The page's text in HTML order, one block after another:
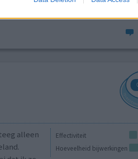
Effectiviteit
Hoeveelheid bijwerkingen
alleen